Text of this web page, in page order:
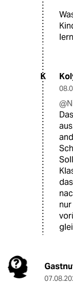
K